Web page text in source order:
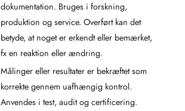
dokumentation. Bruges i forskning,
produktion og service. Overført kan det
betyde, at noget er erkendt eller bemærket,
fx en reaktion eller ændring.
Målinger eller resultater er bekræftet som
korrekte gennem uafhængig kontrol.
Anvendes i test, audit og certificering.